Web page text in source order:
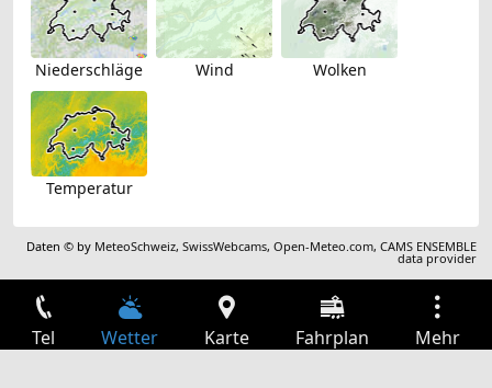
Niederschläge Wind Wolken
Temperatur
Daten © by MeteoSchweiz,SwissWebcams,Open-Meteo.com,CAMS ENSEMBLE
data provider
Tel Wetter Karte Fahrplan Mehr